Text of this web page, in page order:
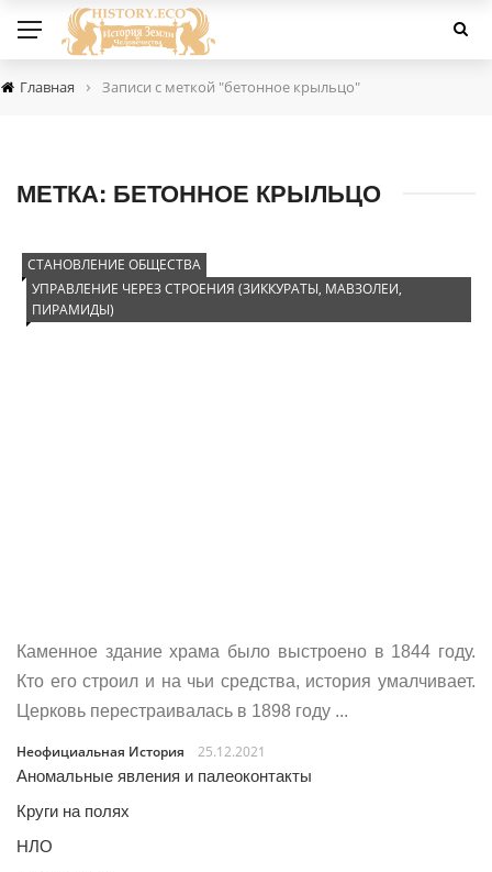
Главная › Записи с меткой "бетонное крыльцо"
МЕТКА: БЕТОННОЕ КРЫЛЬЦО
СТАНОВЛЕНИЕ ОБЩЕСТВА
УПРАВЛЕНИЕ ЧЕРЕЗ СТРОЕНИЯ (ЗИККУРАТЫ, МАВЗОЛЕИ,
ПИРАМИДЫ)
Каменное здание храма было выстроено в 1844 году.
Кто его строил и на чьи средства, история умалчивает.
Церковь перестраивалась в 1898 году ...
Неофициальная История
25.12.2021
Аномальные явления и палеоконтакты
Круги на полях
НЛО